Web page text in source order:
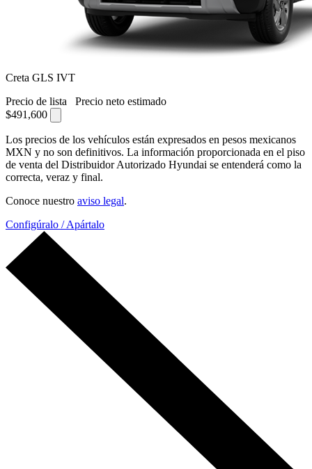
Creta GLS IVT
Precio de lista
Precio neto estimado
$491,600
Los precios de los vehículos están expresados en pesos mexicanos
MXN y no son definitivos. La información proporcionada en el piso
de venta del Distribuidor Autorizado Hyundai se entenderá como la
correcta, veraz y final.
Conoce nuestro aviso legal.
Configúralo / Apártalo